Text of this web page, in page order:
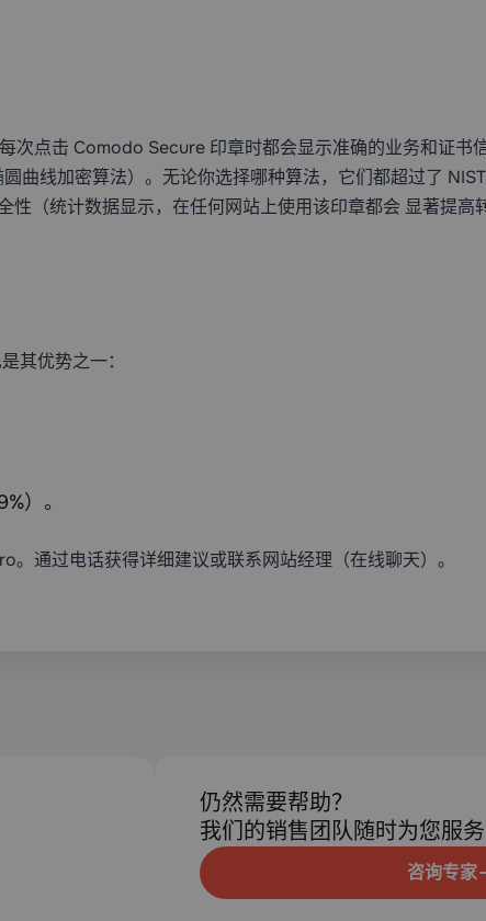
点击 Comodo Secure 印章时都会显示准确的业务和证书
曲线加密算法）。无论你选择哪种算法，它们都超过了
性（统计数据显示，在任何网站上使用该印章都会 显著提高
其优势之一：
）。
通过电话获得详细建议或联系网站经理（在线聊天）。
仍然需要帮助？
我们的销售团队随时为您服务
咨询专家